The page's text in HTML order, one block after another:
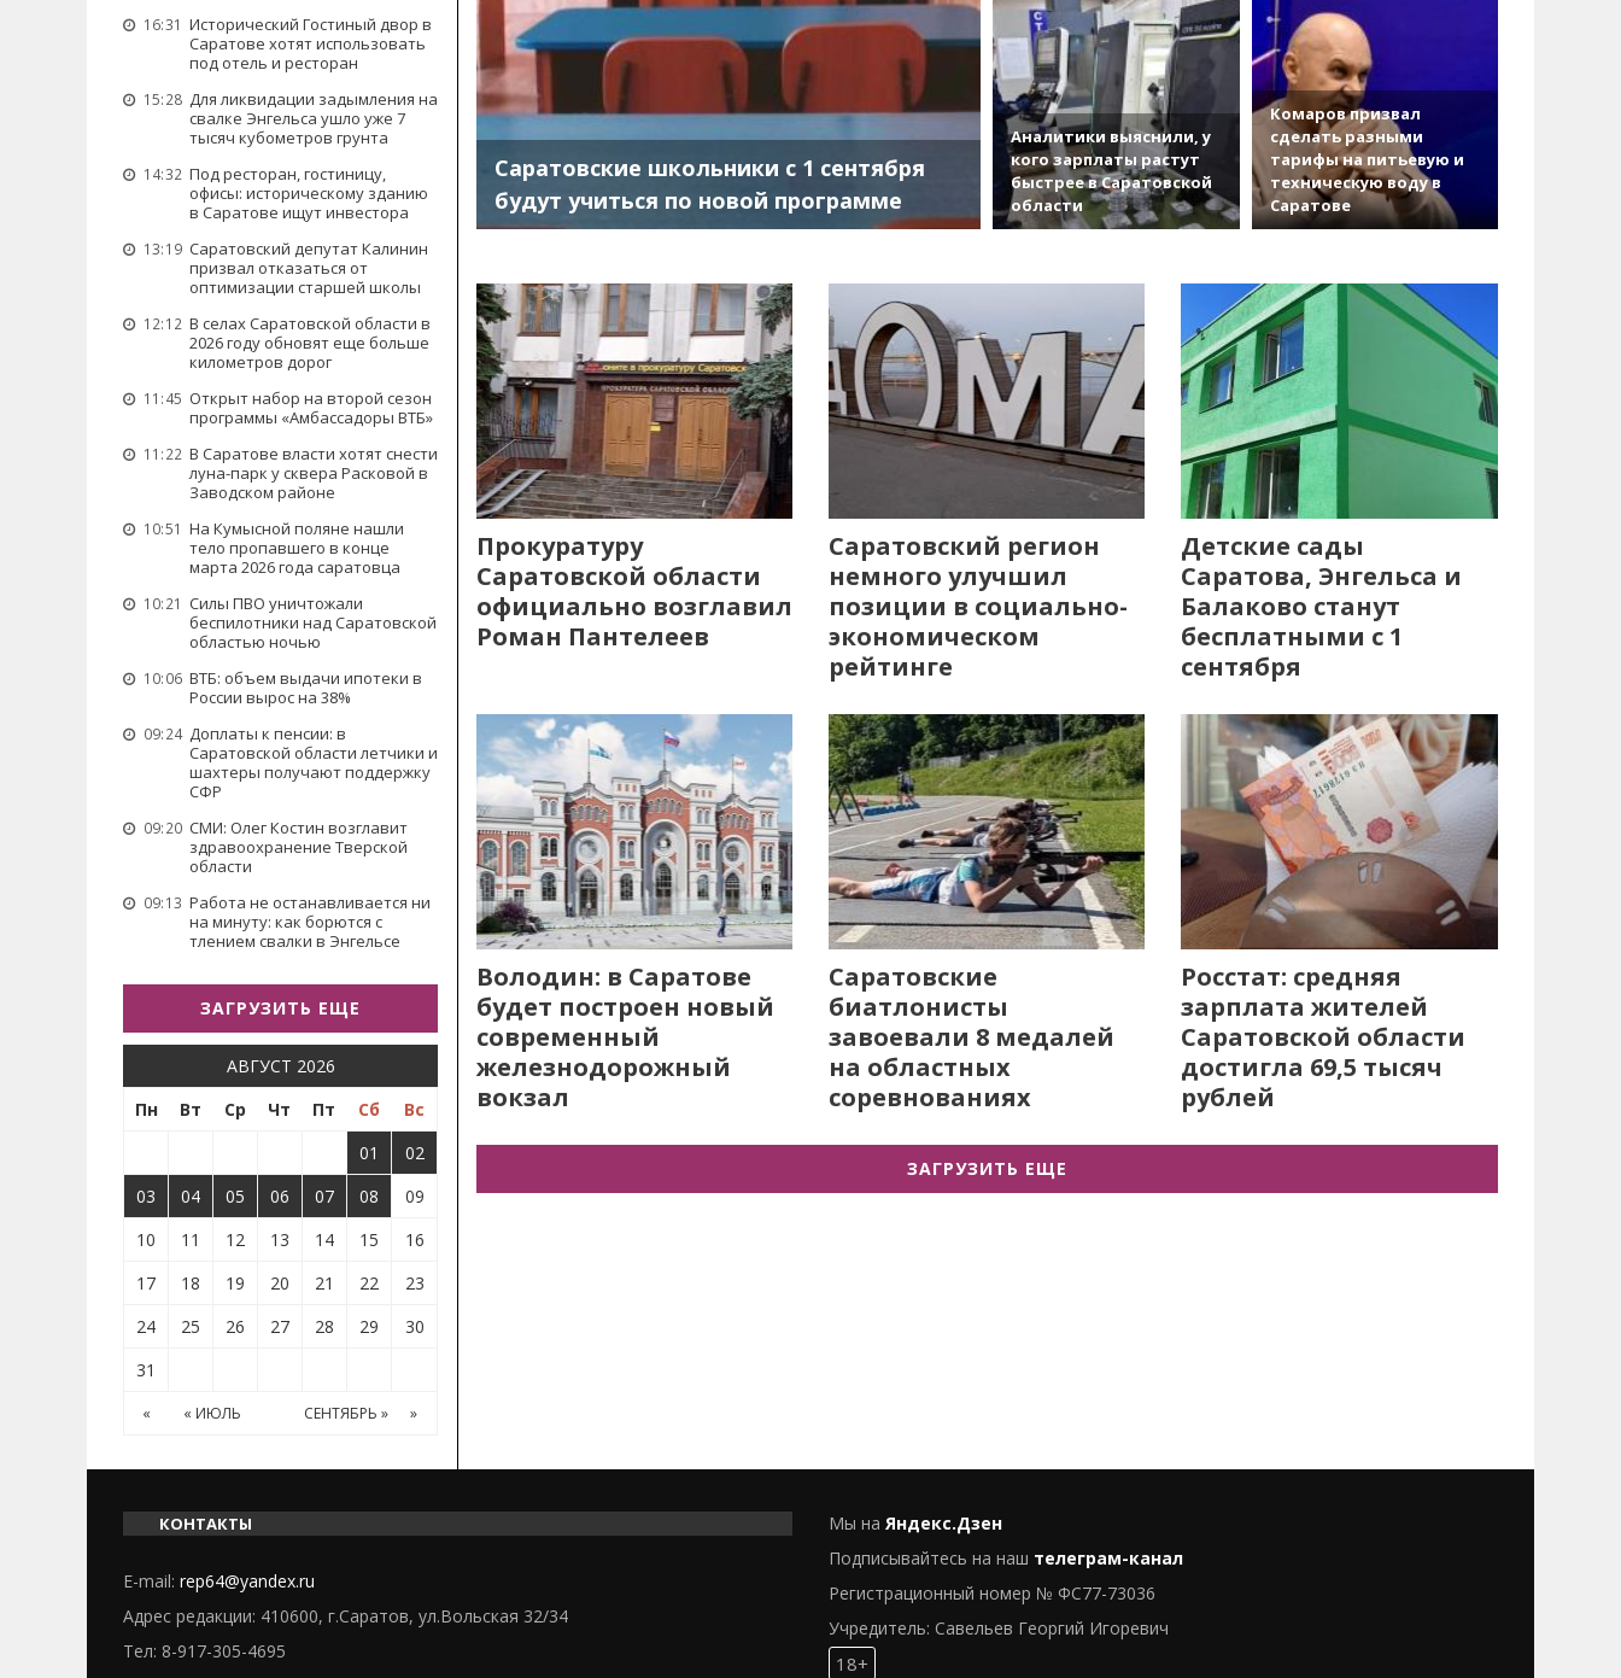
16:31 Исторический Гостиный двор в
Саратове хотят использовать
под отель и ресторан
15:28 Для ликвидации задымления на
свалке Энгельса ушло уже 7
тысяч кубометров грунта
14:32 Под ресторан, гостиницу,
офисы: историческому зданию
в Саратове ищут инвестора
13:19 Саратовский депутат Калинин
призвал отказаться от
оптимизации старшей школы
12:12 В селах Саратовской области в
2026 году обновят еще больше
километров дорог
11:45 Открыт набор на второй сезон
программы «Амбассадоры ВТБ»
11:22 В Саратове власти хотят снести
луна-парк у сквера Расковой в
Заводском районе
10:51 На Кумысной поляне нашли
тело пропавшего в конце
марта 2026 года саратовца
10:21 Силы ПВО уничтожали
беспилотники над Саратовской
областью ночью
10:06 ВТБ: объем выдачи ипотеки в
России вырос на 38%
09:24 Доплаты к пенсии: в
Саратовской области летчики и
шахтеры получают поддержку
СФР
09:20 СМИ: Олег Костин возглавит
здравоохранение Тверской
области
09:13 Работа не останавливается ни
на минуту: как борются с
тлением свалки в Энгельсе
ЗАГРУЗИТЬ ЕЩЕ
АВГУСТ 2026
Пн
Вт Ср Чт Пт Сб
Вс
01
02
03
04 05 06 07 08
09
10
11 12 13 14 15
16
17
18 19 20 21 22
23
24
25 26 27 28 29
30
31
« « ИЮЛЬ СЕНТЯБРЬ » »
Саратовские школьники с 1 сентября
будут учиться по новой программе
Аналитики выяснили, у
кого зарплаты растут
быстрее в Саратовской
области
Комаров призвал
сделать разными
тарифы на питьевую и
техническую воду в
Саратове
Прокуратуру
Саратовской области
официально возглавил
Роман Пантелеев
Саратовский регион
немного улучшил
позиции в социально-
экономическом
рейтинге
Детские сады
Саратова, Энгельса и
Балаково станут
бесплатными с 1
сентября
Володин: в Саратове
будет построен новый
современный
железнодорожный
вокзал
Саратовские
биатлонисты
завоевали 8 медалей
на областных
соревнованиях
Росстат: средняя
зарплата жителей
Саратовской области
достигла 69,5 тысяч
рублей
ЗАГРУЗИТЬ ЕЩЕ
КОНТАКТЫ
E-mail: rep64@yandex.ru
Адрес редакции: 410600, г.Саратов, ул.Вольская 32/34
Тел: 8-917-305-4695
Мы на Яндекс.Дзен
Подписывайтесь на наш телеграм-канал
Регистрационный номер № ФС77-73036
Учредитель: Савельев Георгий Игоревич
18+